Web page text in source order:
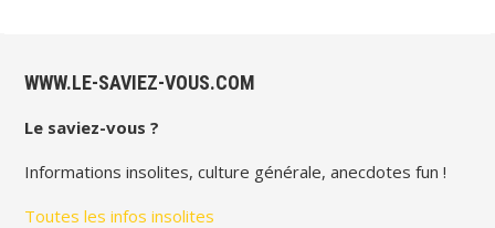
WWW.LE-SAVIEZ-VOUS.COM
Le saviez-vous ?
Informations insolites, culture générale, anecdotes fun !
Toutes les infos insolites